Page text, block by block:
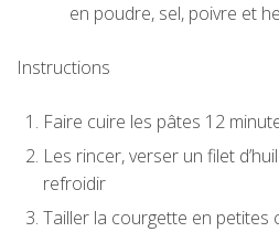
en poudre, sel, poivre et
Instructions
Faire cuire les pâtes 12
Les rincer, verser un filet
refroidir
Tailler la courgette en petites